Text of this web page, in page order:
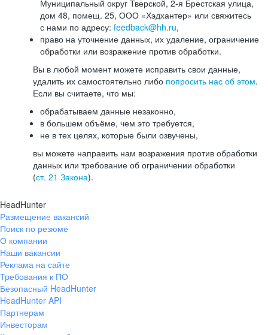
Муниципальный округ Тверской, 2-я Брестская улица,
дом 48, помещ. 25, ООО «Хэдхантер» или свяжитесь
с нами по адресу: feedback@hh.ru,
право на уточнение данных, их удаление, ограничение
обработки или возражение против обработки.
Вы в любой момент можете исправить свои данные,
удалить их самостоятельно либо попросить нас об этом.
Если вы считаете, что мы:
обрабатываем данные незаконно,
в большем объёме, чем это требуется,
не в тех целях, которые были озвучены,
вы можете направить нам возражения против обработки
данных или требование об ограничении обработки
(ст. 21 Закона).
HeadHunter
Размещение вакансий
Поиск по резюме
О компании
Наши вакансии
Реклама на сайте
Требования к ПО
Безопасный HeadHunter
HeadHunter API
Партнерам
Инвесторам